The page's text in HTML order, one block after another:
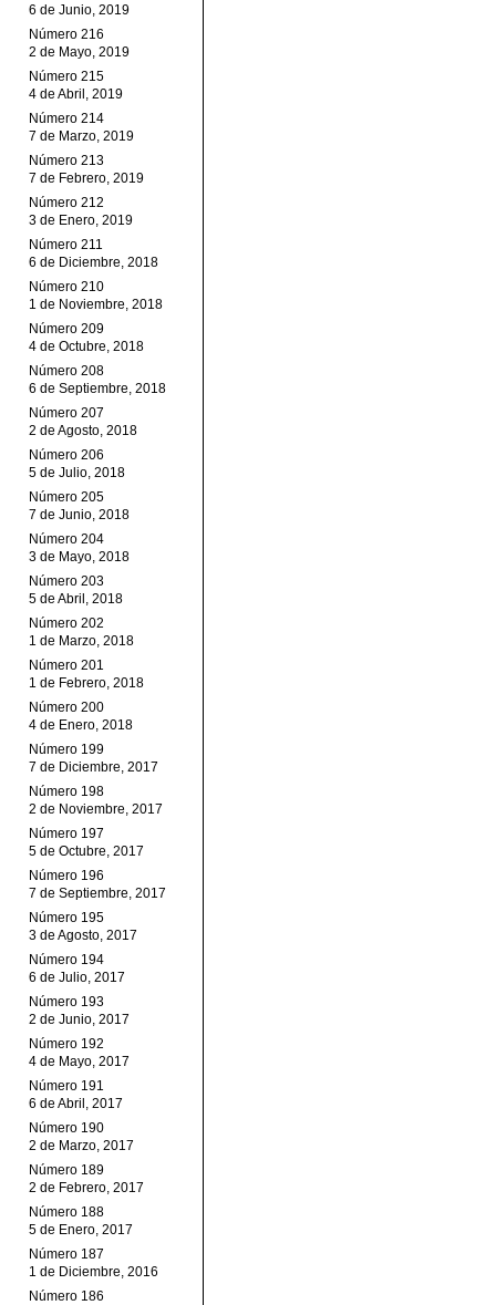
6 de Junio, 2019
Número 216
2 de Mayo, 2019
Número 215
4 de Abril, 2019
Número 214
7 de Marzo, 2019
Número 213
7 de Febrero, 2019
Número 212
3 de Enero, 2019
Número 211
6 de Diciembre, 2018
Número 210
1 de Noviembre, 2018
Número 209
4 de Octubre, 2018
Número 208
6 de Septiembre, 2018
Número 207
2 de Agosto, 2018
Número 206
5 de Julio, 2018
Número 205
7 de Junio, 2018
Número 204
3 de Mayo, 2018
Número 203
5 de Abril, 2018
Número 202
1 de Marzo, 2018
Número 201
1 de Febrero, 2018
Número 200
4 de Enero, 2018
Número 199
7 de Diciembre, 2017
Número 198
2 de Noviembre, 2017
Número 197
5 de Octubre, 2017
Número 196
7 de Septiembre, 2017
Número 195
3 de Agosto, 2017
Número 194
6 de Julio, 2017
Número 193
2 de Junio, 2017
Número 192
4 de Mayo, 2017
Número 191
6 de Abril, 2017
Número 190
2 de Marzo, 2017
Número 189
2 de Febrero, 2017
Número 188
5 de Enero, 2017
Número 187
1 de Diciembre, 2016
Número 186